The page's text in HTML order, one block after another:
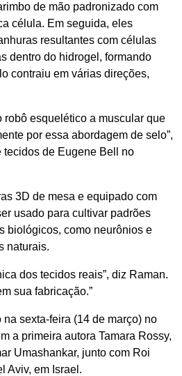
de mão padronizado com
célula. Em seguida, eles
resultantes com células
dentro do hidrogel, formando
contraiu em várias direções,
robô esquelético a muscular que
por essa abordagem de selo”,
tecidos de Eugene Bell no
3D de mesa e equipado com
usado para cultivar padrões
biológicos, como neurônios e
naturais.
dos tecidos reais”, diz Raman.
sua fabricação.”
sexta-feira (14 de março) no
a primeira autora Tamara Rossy,
Umashankar, junto com Roi
Aviv, em Israel.